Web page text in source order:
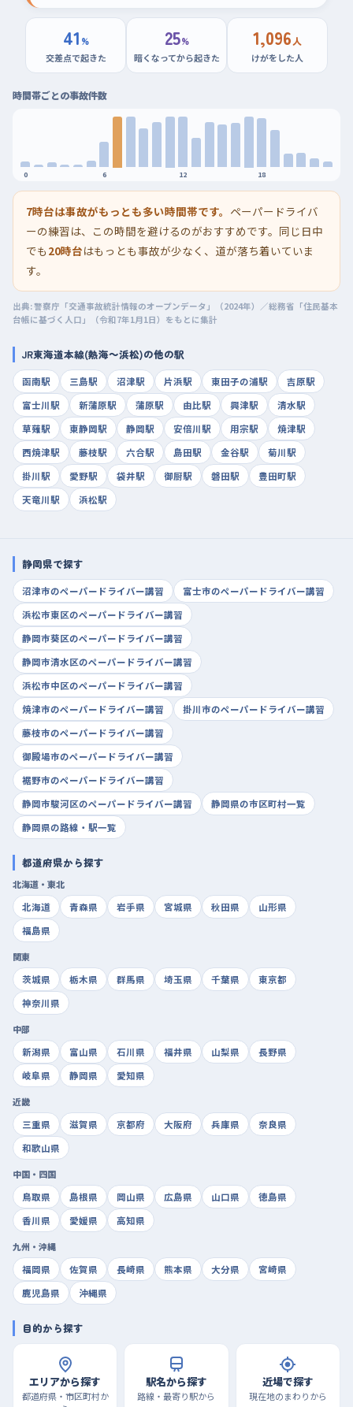
41 %
交差点で起きた
25%
暗くなってから起きた
1,096人
けがをした人
時間帯ごとの事故件数
0 6 12 18
7時台は事故がもっとも多い時間帯です。 ペーパードライバ
ーの練習は、この時間を避けるのがおすすめです。同じ日中
でも 20時台はもっとも事故が少なく、道が落ち着いていま
す。
出典: 警察庁「交通事故統計情報のオープンデータ」（2024年）／総務省「住民基本
台帳に基づく人口」（令和7年1月1日）をもとに集計
JR東海道本線(熱海～浜松)の他の駅
函南駅 三島駅 沼津駅 片浜駅 東田子の浦駅
吉原駅
富士川駅
新蒲原駅 蒲原駅 由比駅 興津駅
清水駅
草薙駅
東静岡駅 静岡駅 安倍川駅 用宗駅
焼津駅
西焼津駅
藤枝駅 六合駅 島田駅 金谷駅
菊川駅
掛川駅
愛野駅 袋井駅 御厨駅 磐田駅
豊田町駅
天竜川駅
浜松駅
静岡県で探す
沼津市のペーパードライバー講習
富士市のペーパードライバー講習
浜松市東区のペーパードライバー講習
静岡市葵区のペーパードライバー講習
静岡市清水区のペーパードライバー講習
浜松市中区のペーパードライバー講習
焼津市のペーパードライバー講習
掛川市のペーパードライバー講習
藤枝市のペーパードライバー講習
御殿場市のペーパードライバー講習
裾野市のペーパードライバー講習
静岡市駿河区のペーパードライバー講習
静岡県の市区町村一覧
静岡県の路線・駅一覧
都道府県から探す
北海道・東北
北海道
青森県 岩手県 宮城県 秋田県
山形県
福島県
関東
茨城県
栃木県 群馬県 埼玉県 千葉県
東京都
神奈川県
中部
新潟県
富山県 石川県 福井県 山梨県
長野県
岐阜県
静岡県 愛知県
近畿
三重県
滋賀県 京都府 大阪府 兵庫県
奈良県
和歌山県
中国・四国
鳥取県
島根県 岡山県 広島県 山口県
徳島県
香川県
愛媛県 高知県
九州・沖縄
福岡県
佐賀県 長崎県 熊本県 大分県
宮崎県
鹿児島県
沖縄県
目的から探す
エリアから探す
都道府県・市区町村か
駅名から探す
路線・最寄り駅から
近場で探す
現在地のまわりから